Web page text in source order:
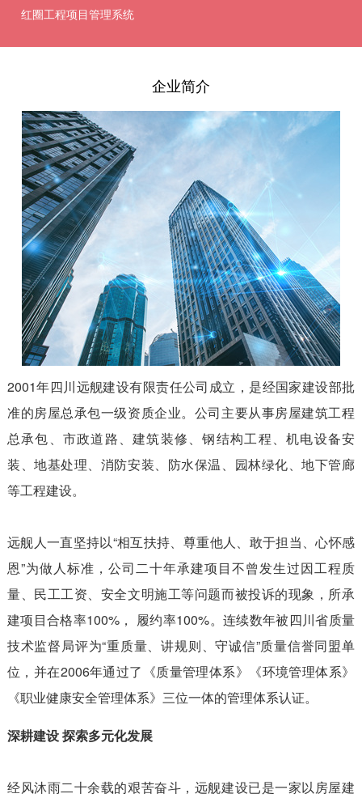
红圈工程项目管理系统
企业简介
2001年四川远舰建设有限责任公司成立，是经国家建设部批
准的房屋总承包一级资质企业。公司主要从事房屋建筑工程
总承包、市政道路、建筑装修、钢结构工程、机电设备安
装、地基处理、消防安装、防水保温、园林绿化、地下管廊
等工程建设。
远舰人一直坚持以“相互扶持、尊重他人、敢于担当、心怀感
恩”为做人标准，公司二十年承建项目不曾发生过因工程质
量、民工工资、安全文明施工等问题而被投诉的现象，所承
建项目合格率100%， 履约率100%。连续数年被四川省质量
技术监督局评为“重质量、讲规则、守诚信”质量信誉同盟单
位，并在2006年通过了《质量管理体系》《环境管理体系》
《职业健康安全管理体系》三位一体的管理体系认证。
深耕建设 探索多元化发展
经风沐雨二十余载的艰苦奋斗，远舰建设已是一家以房屋建